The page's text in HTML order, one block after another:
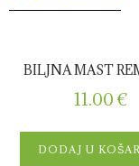
BILJNA MAST
11.00 €
DODAJ U